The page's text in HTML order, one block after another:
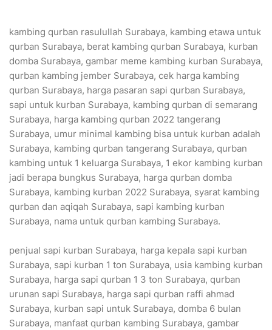
kambing qurban rasulullah Surabaya, kambing etawa untuk
qurban Surabaya, berat kambing qurban Surabaya, kurban
domba Surabaya, gambar meme kambing kurban Surabaya,
qurban kambing jember Surabaya, cek harga kambing
qurban Surabaya, harga pasaran sapi qurban Surabaya,
sapi untuk kurban Surabaya, kambing qurban di semarang
Surabaya, harga kambing qurban 2022 tangerang
Surabaya, umur minimal kambing bisa untuk kurban adalah
Surabaya, kambing qurban tangerang Surabaya, qurban
kambing untuk 1 keluarga Surabaya, 1 ekor kambing kurban
jadi berapa bungkus Surabaya, harga qurban domba
Surabaya, kambing kurban 2022 Surabaya, syarat kambing
qurban dan aqiqah Surabaya, sapi kambing kurban
Surabaya, nama untuk qurban kambing Surabaya.
penjual sapi kurban Surabaya, harga kepala sapi kurban
Surabaya, sapi kurban 1 ton Surabaya, usia kambing kurban
Surabaya, harga sapi qurban 1 3 ton Surabaya, qurban
urunan sapi Surabaya, harga sapi qurban raffi ahmad
Surabaya, kurban sapi untuk Surabaya, domba 6 bulan
Surabaya, manfaat qurban kambing Surabaya, gambar